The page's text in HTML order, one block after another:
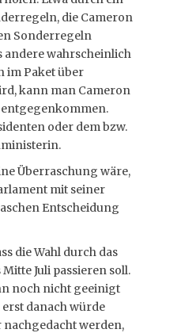
die Cameron
Sonderregeln
andere wahrscheinlich
im Paket über
kann man Cameron
oder dem bzw.
Überraschung wäre,
mit seiner
Entscheidung
die Wahl durch das
Juli passieren soll.
noch nicht geeinigt
danach würde
werden,